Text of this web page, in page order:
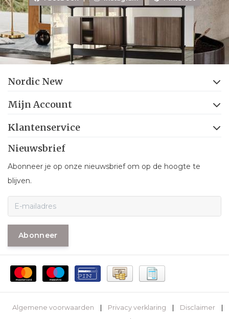
Nordic New
Mijn Account
Klantenservice
Nieuwsbrief
Abonneer je op onze nieuwsbrief om op de hoogte te
blijven.
Abonneer
Algemene voorwaarden Privacy verklaring Disclaimer